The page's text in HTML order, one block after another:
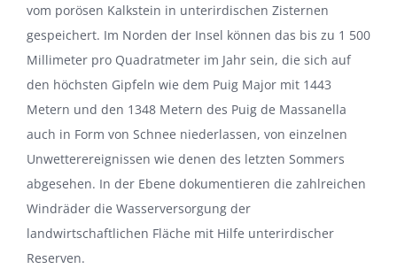
vom porösen Kalkstein in unterirdischen Zisternen
gespeichert. Im Norden der Insel können das bis zu 1 500
Millimeter pro Quadratmeter im Jahr sein, die sich auf
den höchsten Gipfeln wie dem Puig Major mit 1443
Metern und den 1348 Metern des Puig de Massanella
auch in Form von Schnee niederlassen, von einzelnen
Unwetterereignissen wie denen des letzten Sommers
abgesehen. In der Ebene dokumentieren die zahlreichen
Windräder die Wasserversorgung der
landwirtschaftlichen Fläche mit Hilfe unterirdischer
Reserven.